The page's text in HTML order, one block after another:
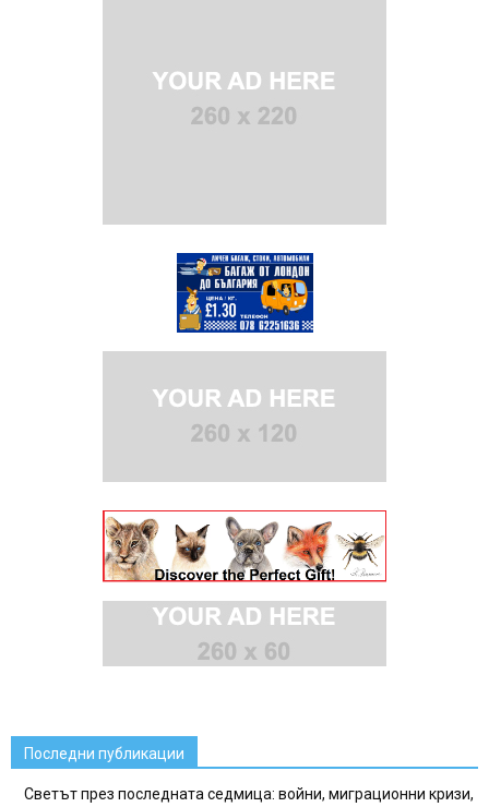
Последни публикации
Светът през последната седмица: войни, миграционни кризи,